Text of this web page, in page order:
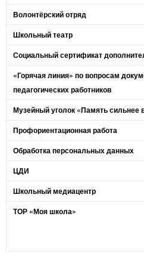
Волонтёрский отряд
Школьный театр
Социальный сертификат
«Горячая линия» по вопросам
педагогических работников
Музейный уголок «Память сильнее
Профориентационная работа
Обработка персональных данных
ЦДИ
Школьный медиацентр
ТОР «Моя школа»